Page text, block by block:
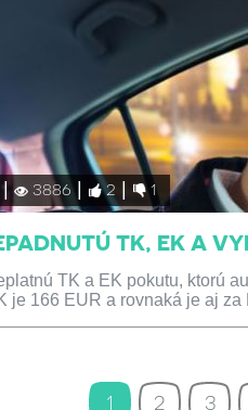
3886 2 1
TK, EK A
TK a EK pokutu, ktorú
je 166 EUR a rovnaká je aj za
1 2 3